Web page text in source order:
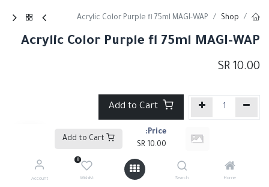
Price:
10.00
Home
Search
0
Wishlist
Account
Shop
Acrylic Color Purple fl 75ml MAGI-WAP
Acrylic Color Purple fl 75ml MAGI-WAP
10.00
Add to Cart
إضافة إلى قائمة الأمنيات